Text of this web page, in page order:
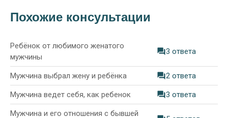
Похожие консультации
Ребёнок от любимого женатого
мужчины
3 ответа
Мужчина выбрал жену и ребёнка 2 ответа
Мужчина ведет себя, как ребенок 3 ответа
Мужчина и его отношения с бывшей